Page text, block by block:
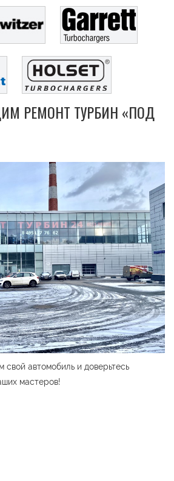
РЕМОНТ ТУРБИН «ПОД
свой автомобиль и доверьтесь
мастеров!